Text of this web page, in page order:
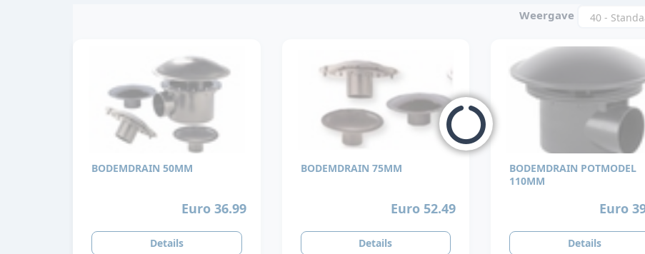
Weergave
BODEMDRAIN 50MM
Euro 36.99
Details
BODEMDRAIN 75MM
Euro 52.49
Details
BODEMDRAIN POTMODEL
110MM
Euro
Details